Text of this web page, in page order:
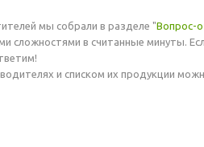
мы собрали в разделе "Вопрос-
сложностями в считанные минуты.
и списком их продукции